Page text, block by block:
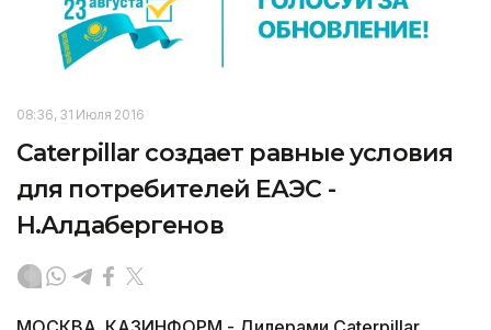
08:36, 31 Июля 2016
Caterpillar создает равные условия
для потребителей ЕАЭС -
Н.Алдабергенов